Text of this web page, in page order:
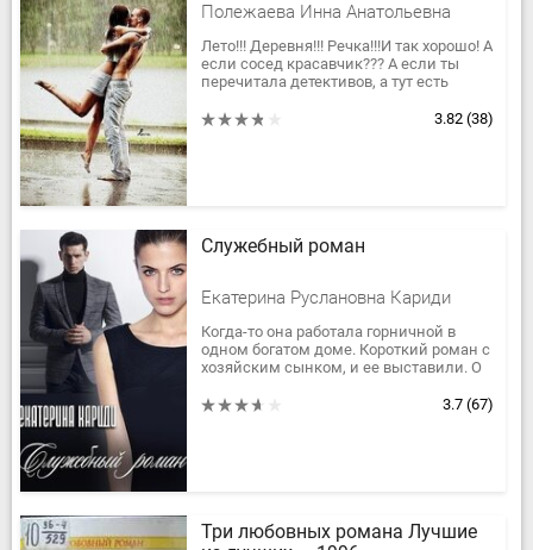
Полежаева Инна Анатольевна
Лето!!! Деревня!!! Речка!!!И так хорошо! А
если сосед красавчик??? А если ты
перечитала детективов, а тут есть
расследованием???...Хотя, какое там...
3.82 (38)
Служебный роман
Екатерина Руслановна Кариди
Когда-то она работала горничной в
одном богатом доме. Короткий роман с
хозяйским сынком, и ее выставили. О
тогда не обмолвилась....
3.7 (67)
Три любовных романа Лучшие